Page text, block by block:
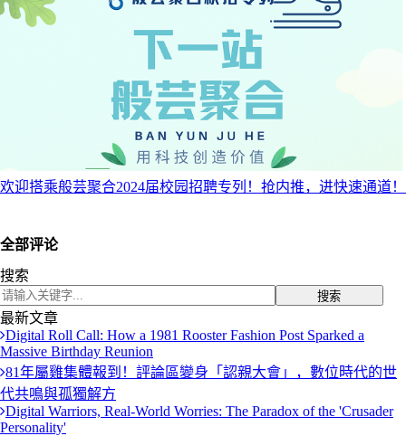
欢迎搭乘般芸聚合2024届校园招聘专列！抢内推，进快速通道！
全部评论
搜索
搜索
最新文章
Digital Roll Call: How a 1981 Rooster Fashion Post Sparked a
Massive Birthday Reunion
81年屬雞集體報到！評論區變身「認親大會」，數位時代的世
代共鳴與孤獨解方
Digital Warriors, Real-World Worries: The Paradox of the 'Crusader
Personality'